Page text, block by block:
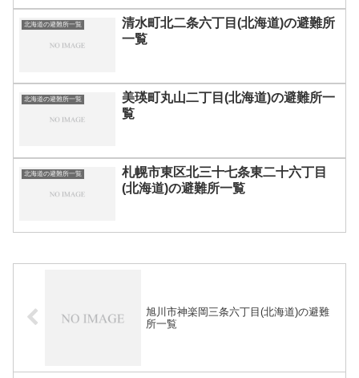
北海道の避難所一覧
清水町北二条六丁目(北海道)の避難所
一覧
北海道の避難所一覧
美瑛町丸山二丁目(北海道)の避難所一
覧
北海道の避難所一覧
札幌市東区北三十七条東二十六丁目
(北海道)の避難所一覧
旭川市神楽岡三条六丁目(北海道)の避難
所一覧